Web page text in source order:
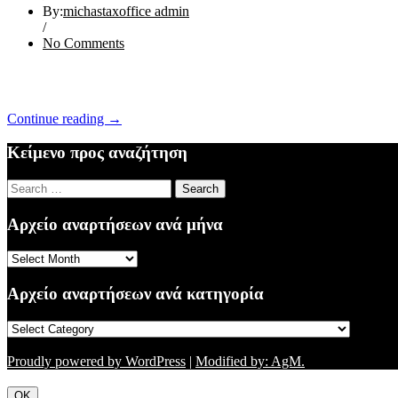
By:michastaxoffice admin
/
No Comments
Continue reading “ΕΝΗΜΕΡΩΣΗ
→
Κείμενο προς αναζήτηση
Search
for:
Αρχείο αναρτήσεων ανά μήνα
Αρχείο
ανά
μήνα
Αρχείο αναρτήσεων ανά κατηγορία
Αρχείο
ανά
Proudly powered by WordPress | Modified by: AgM.